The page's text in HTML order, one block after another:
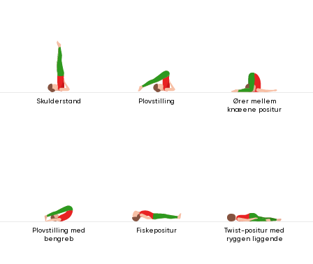
Skulderstand Plovstilling
Ører mellem
knæene positur
Plovstilling med
bengreb
Fiskepositur
Twist-positur med
ryggen liggende